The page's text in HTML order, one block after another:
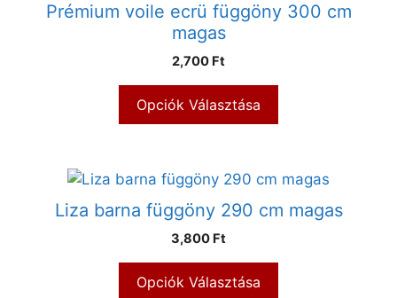
Prémium voile ecrü függöny 300 cm
magas
2,700 Ft
Opciók Választása
Liza barna függöny 290 cm magas
3,800 Ft
Opciók Választása